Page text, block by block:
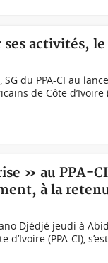
activités,
SG du PPA-CI au
de Côte
» au PPA-
à la
Djédjé jeudi à
d’Ivoire (PPA-CI),